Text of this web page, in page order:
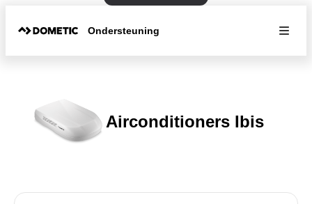
Ondersteuning
Airconditioners Ibis